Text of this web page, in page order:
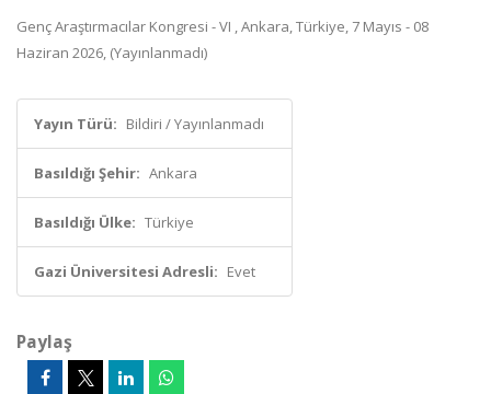
Genç Araştırmacılar Kongresi - VI , Ankara, Türkiye, 7 Mayıs - 08
Haziran 2026, (Yayınlanmadı)
Yayın Türü: Bildiri / Yayınlanmadı
Basıldığı Şehir: Ankara
Basıldığı Ülke: Türkiye
Gazi Üniversitesi Adresli: Evet
Paylaş